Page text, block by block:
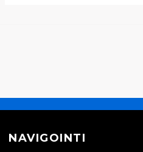
NAVIGOINTI